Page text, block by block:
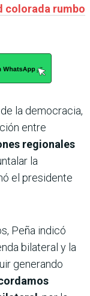
colorada rumbo
la democracia,
entre
regionales
la
el presidente
Peña indicó
bilateral y la
generando